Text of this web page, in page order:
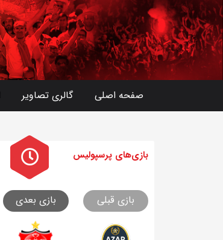
صفحه اصلی گالری تصاویر
بازی های پرسپولیس
بازی قبلی بازی بعدی